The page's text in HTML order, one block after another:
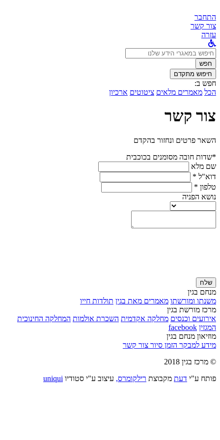
התחבר
צור קשר
עזרה
לחפש
ב:חפש
חיפוש מתקדם
חפש ב:
הכל מאמרים מלאים ציטוטים ארכיון
צור קשר
השאר פרטים ונחזור בהקדם
*שדות חובה מסומנים בכוכבית
שם מלא
דוא"ל *
טלפון *
נושא הפניה
שלח
מנחם בגין
משנתו ומורשתו מאמרים מאת בגין תולדות חייו
מרכז מורשת בגין
אירועים וכנסים מחלקה אקדמית השכרת אולמות המחלקה החינוכית
המגזין facebook
מוזיאון מנחם בגין
מידע למבקר הזמן סיור צור קשר
© מרכז בגין 2018
פותח ע"י דעת מקבוצת רילקומרס, עיצוב ע"י סטודיו uniqui